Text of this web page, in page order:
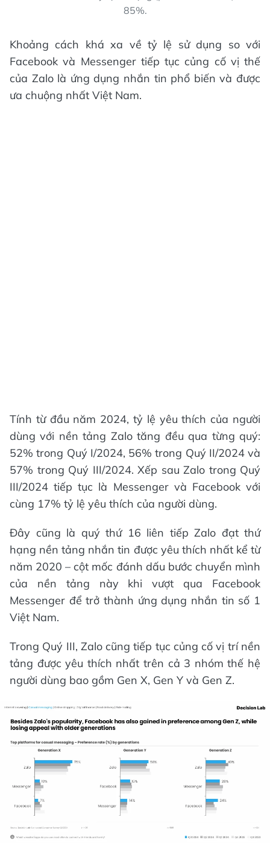
85%.
Khoảng cách khá xa về tỷ lệ sử dụng so với
Facebook và Messenger tiếp tục củng cố vị thế
của Zalo là ứng dụng nhắn tin phổ biến và được
ưa chuộng nhất Việt Nam.
Tính từ đầu năm 2024, tỷ lệ yêu thích của người
dùng với nền tảng Zalo tăng đều qua từng quý:
52% trong Quý I/2024, 56% trong Quý II/2024 và
57% trong Quý III/2024. Xếp sau Zalo trong Quý
III/2024 tiếp tục là Messenger và Facebook với
cùng 17% tỷ lệ yêu thích của người dùng.
Đây cũng là quý thứ 16 liên tiếp Zalo đạt thứ
hạng nền tảng nhắn tin được yêu thích nhất kể từ
năm 2020 – cột mốc đánh dấu bước chuyển mình
của nền tảng này khi vượt qua Facebook
Messenger để trở thành ứng dụng nhắn tin số 1
Việt Nam.
Trong Quý III, Zalo cũng tiếp tục củng cố vị trí nền
tảng được yêu thích nhất trên cả 3 nhóm thế hệ
người dùng bao gồm Gen X, Gen Y và Gen Z.